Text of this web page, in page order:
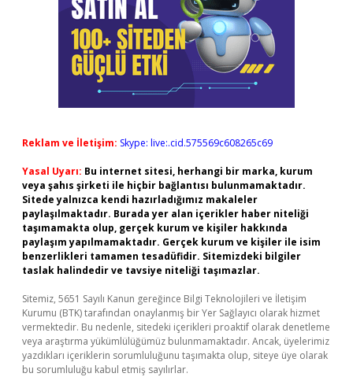
Reklam ve İletişim: Skype: live:.cid.575569c608265c69
Yasal Uyarı: Bu internet sitesi, herhangi bir marka, kurum
veya şahıs şirketi ile hiçbir bağlantısı bulunmamaktadır.
Sitede yalnızca kendi hazırladığımız makaleler
paylaşılmaktadır. Burada yer alan içerikler haber niteliği
taşımamakta olup, gerçek kurum ve kişiler hakkında
paylaşım yapılmamaktadır. Gerçek kurum ve kişiler ile isim
benzerlikleri tamamen tesadüfidir. Sitemizdeki bilgiler
taslak halindedir ve tavsiye niteliği taşımazlar.
Sitemiz, 5651 Sayılı Kanun gereğince Bilgi Teknolojileri ve İletişim
Kurumu (BTK) tarafından onaylanmış bir Yer Sağlayıcı olarak hizmet
vermektedir. Bu nedenle, sitedeki içerikleri proaktif olarak denetleme
veya araştırma yükümlülüğümüz bulunmamaktadır. Ancak, üyelerimiz
yazdıkları içeriklerin sorumluluğunu taşımakta olup, siteye üye olarak
bu sorumluluğu kabul etmiş sayılırlar.